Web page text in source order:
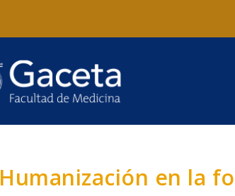
Humanización en la